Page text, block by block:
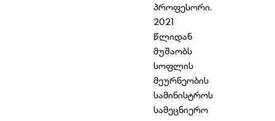
პროფესორი.
2021
წლიდან
მუშაობს
სოფლის
მეურნეობის
სამინისტროს
სამეცნიერო